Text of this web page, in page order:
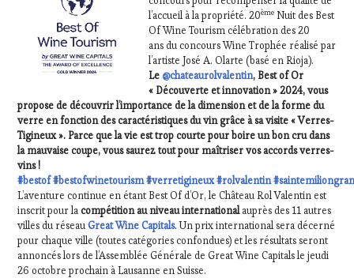
l’accueil à la propriété. 20ème Nuit des Best
Of Wine Tourism célébration des 20
ans du concours Wine Trophée réalisé par
l’artiste José A. Olarte (basé en Rioja).
Le @chateaurolvalentin, Best of Or
« Découverte et innovation » 2024, vous
propose de découvrir l’importance de la dimension et de la forme du
verre en fonction des caractéristiques du vin grâce à sa visite « Verres-
Tigineux ». Parce que la vie est trop courte pour boire un bon cru dans
la mauvaise coupe, vous saurez tout pour maîtriser vos accords verres-
vins !
#bestof#bestofwinetourism#verretigineux#rolvalentin
L’aventure continue en étant Best Of d’Or, le Château Rol Valentin est
inscrit pour la compétition auniveau internationalauprès des 11 autres
villes du réseauGreat Wine Capitals. Un prix international sera décerné
pour chaque ville (toutes catégories confondues) et les résultats seront
annoncés lors de l’Assemblée Générale de Great Wine Capitals le jeudi
26 octobre prochain à Lausanne en Suisse.